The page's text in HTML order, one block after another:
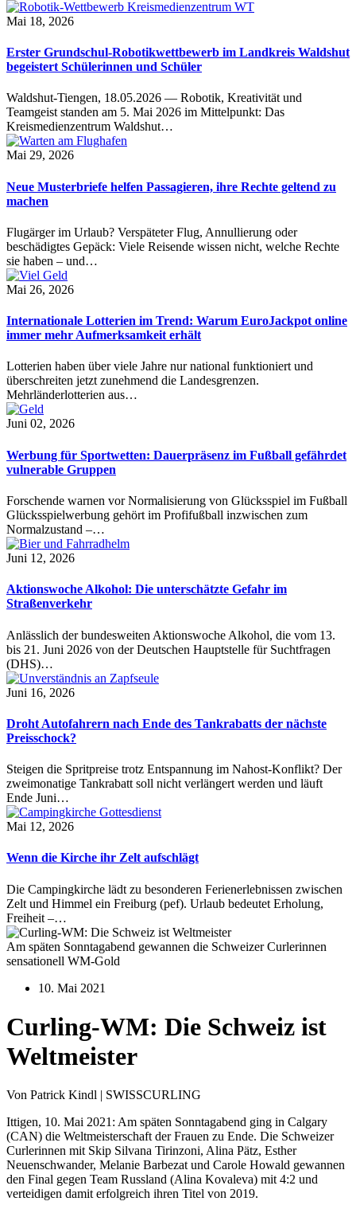
Mai 18, 2026
Erster Grundschul-Robotikwettbewerb im Landkreis Waldshut
begeistert Schülerinnen und Schüler
Waldshut-Tiengen, 18.05.2026 — Robotik, Kreativität und
Teamgeist standen am 5. Mai 2026 im Mittelpunkt: Das
Kreismedienzentrum Waldshut…
Mai 29, 2026
Neue Musterbriefe helfen Passagieren, ihre Rechte geltend zu
machen
Flugärger im Urlaub? Verspäteter Flug, Annullierung oder
beschädigtes Gepäck: Viele Reisende wissen nicht, welche Rechte
sie haben – und…
Mai 26, 2026
Internationale Lotterien im Trend: Warum EuroJackpot online
immer mehr Aufmerksamkeit erhält
Lotterien haben über viele Jahre nur national funktioniert und
überschreiten jetzt zunehmend die Landesgrenzen.
Mehrländerlotterien aus…
Juni 02, 2026
Werbung für Sportwetten: Dauerpräsenz im Fußball gefährdet
vulnerable Gruppen
Forschende warnen vor Normalisierung von Glücksspiel im Fußball
Glücksspielwerbung gehört im Profifußball inzwischen zum
Normalzustand –…
Juni 12, 2026
Aktionswoche Alkohol: Die unterschätzte Gefahr im
Straßenverkehr
Anlässlich der bundesweiten Aktionswoche Alkohol, die vom 13.
bis 21. Juni 2026 von der Deutschen Hauptstelle für Suchtfragen
(DHS)…
Juni 16, 2026
Droht Autofahrern nach Ende des Tankrabatts der nächste
Preisschock?
Steigen die Spritpreise trotz Entspannung im Nahost-Konflikt? Der
zweimonatige Tankrabatt soll nicht verlängert werden und läuft
Ende Juni…
Mai 12, 2026
Wenn die Kirche ihr Zelt aufschlägt
Die Campingkirche lädt zu besonderen Ferienerlebnissen zwischen
Zelt und Himmel ein Freiburg (pef). Urlaub bedeutet Erholung,
Freiheit –…
Am späten Sonntagabend gewannen die Schweizer Curlerinnen
sensationell WM-Gold
10. Mai 2021
Curling-WM: Die Schweiz ist
Weltmeister
Von Patrick Kindl | SWISSCURLING
Ittigen, 10. Mai 2021: Am späten Sonntagabend ging in Calgary
(CAN) die Weltmeisterschaft der Frauen zu Ende. Die Schweizer
Curlerinnen mit Skip Silvana Tirinzoni, Alina Pätz, Esther
Neuenschwander, Melanie Barbezat und Carole Howald gewannen
den Final gegen Team Russland (Alina Kovaleva) mit 4:2 und
verteidigen damit erfolgreich ihren Titel von 2019.